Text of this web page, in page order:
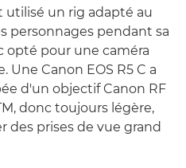
utilisé un rig adapté au
personnages pendant sa
opté pour une caméra
Une Canon EOS R5 C a
d'un objectif Canon RF
donc toujours légère,
des prises de vue grand